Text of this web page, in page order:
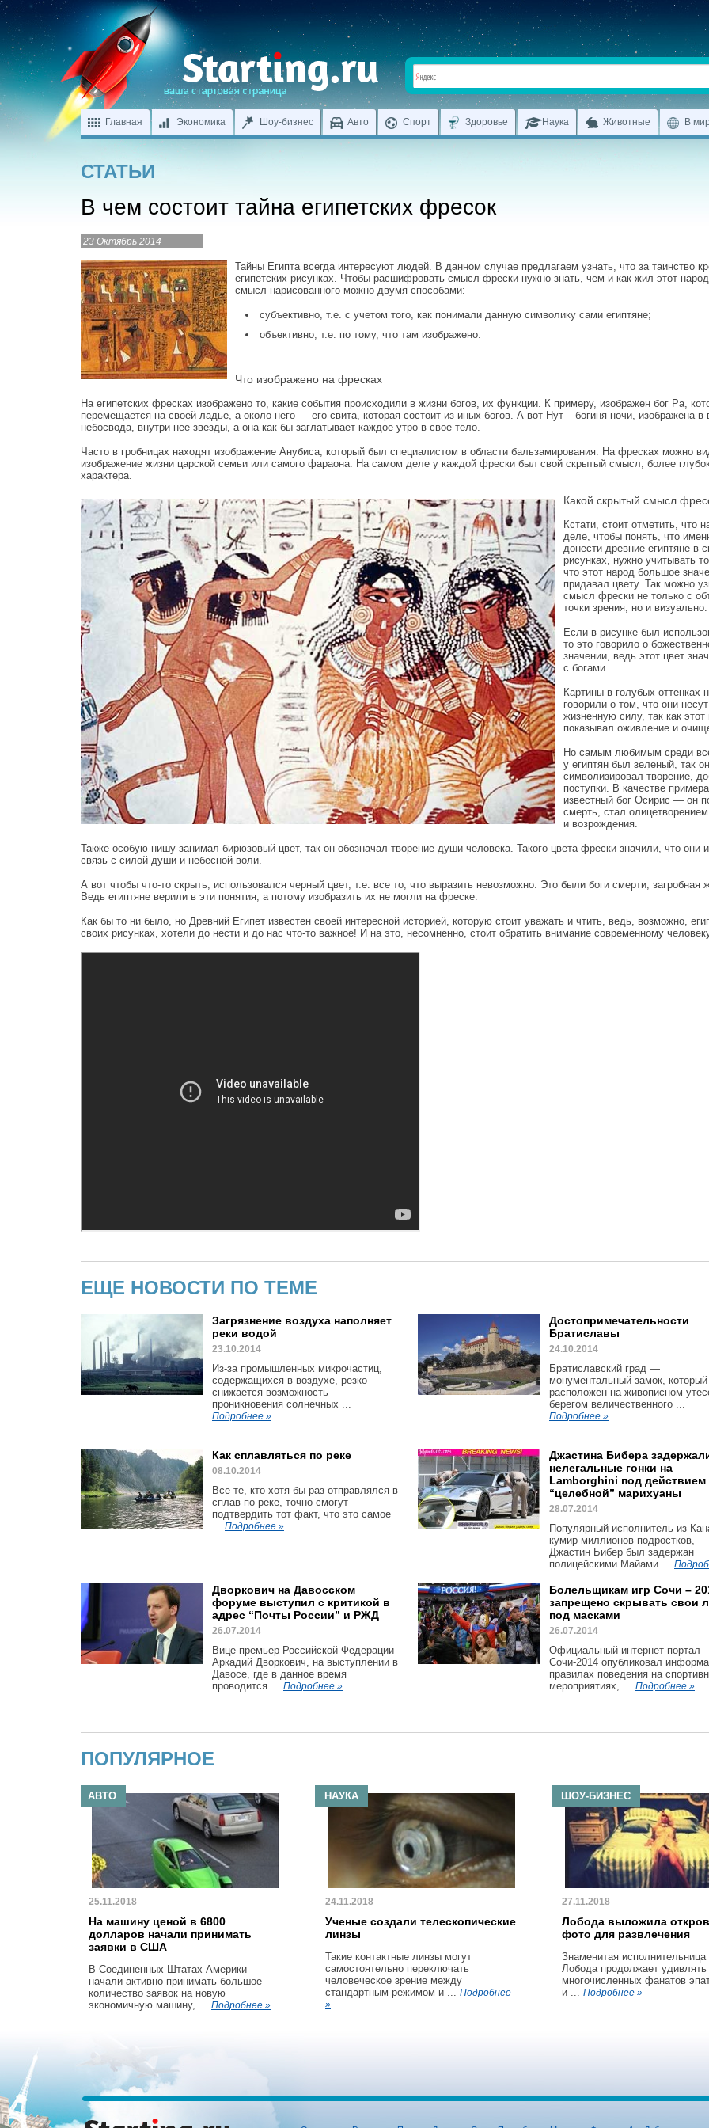
Главная Экономика Шоу-бизнес Авто Спорт Здоровье Наука Животные В
СТАТЬИ
В чем состоит тайна египетских фресок
23 Октябрь 2014
Тайны Египта всегда интересуют людей. В данном случае предлагаем узнать, что за таинство
египетских рисунках. Чтобы расшифровать смысл фрески нужно знать, чем и как жил этот
смысл нарисованного можно двумя способами:
субъективно, т.е. с учетом того, как понимали данную символику сами египтяне;
объективно, т.е. по тому, что там изображено.
Что изображено на фресках
На египетских фресках изображено то, какие события происходили в жизни богов, их функции. К примеру, изображен бог Ра,
перемещается на своей ладье, а около него — его свита, которая состоит из иных богов. А вот Нут – богиня ночи, изображена в
небосвода, внутри нее звезды, а она как бы заглатывает каждое утро в свое тело.
Часто в гробницах находят изображение Анубиса, который был специалистом в области бальзамирования. На фресках можно
изображение жизни царской семьи или самого фараона. На самом деле у каждой фрески был свой скрытый смысл, более
характера.
Какой скрытый смысл
Кстати, стоит отметить, что
деле, чтобы понять, что
донести древние египтяне в
рисунках, нужно учитывать
что этот народ большое
придавал цвету. Так можно
смысл фрески не только с
точки зрения, но и визуально.
Если в рисунке был
то это говорило о
значении, ведь этот цвет
с богами.
Картины в голубых оттенках
говорили о том, что они несут
жизненную силу, так как этот
показывал оживление и
Но самым любимым среди
у египтян был зеленый, так он
символизировал творение,
поступки. В качестве
известный бог Осирис — он
смерть, стал
и возрождения.
Также особую нишу занимал бирюзовый цвет, так он обозначал творение души человека. Такого цвета фрески значили, что они
связь с силой души и небесной воли.
А вот чтобы что-то скрыть, использовался черный цвет, т.е. все то, что выразить невозможно. Это были боги смерти, загробная
Ведь египтяне верили в эти понятия, а потому изобразить их не могли на фреске.
Как бы то ни было, но Древний Египет известен своей интересной историей, которую стоит уважать и чтить, ведь, возможно,
своих рисунках, хотели до нести и до нас что-то важное! И на это, несомненно, стоит обратить внимание современному
ЕЩЕ НОВОСТИ ПО ТЕМЕ
Загрязнение воздуха наполняет
реки водой
23.10.2014
Из-за промышленных микрочастиц,
содержащихся в воздухе, резко
снижается возможность
проникновения солнечных ...
Подробнее »
Достопримечательности
Братиславы
24.10.2014
Братиславский град —
монументальный замок, который
расположен на живописном
берегом величественного ...
Подробнее »
Как сплавляться по реке
08.10.2014
Все те, кто хотя бы раз отправлялся в
сплав по реке, точно смогут
подтвердить тот факт, что это самое
... Подробнее »
Джастина Бибера
нелегальные гонки на
Lamborghini под действием
“целебной” марихуаны
28.07.2014
Популярный исполнитель из
кумир миллионов подростков,
Джастин Бибер был задержан
полицейскими Майами ...
Дворкович на Давосском
форуме выступил с критикой в
адрес “Почты России” и РЖД
26.07.2014
Вице-премьер Российской Федерации
Аркадий Дворкович, на выступлении в
Давосе, где в данное время
проводится ... Подробнее »
Болельщикам игр Сочи –
запрещено скрывать свои
под масками
26.07.2014
Официальный интернет-портал
Сочи-2014 опубликовал
правилах поведения на
мероприятиях, ... Подробнее »
ПОПУЛЯРНОЕ
АВТО
25.11.2018
На машину ценой в 6800
долларов начали принимать
заявки в США
В Соединенных Штатах Америки
начали активно принимать большое
количество заявок на новую
экономичную машину, ... Подробнее »
НАУКА
24.11.2018
Ученые создали телескопические
линзы
Такие контактные линзы могут
самостоятельно переключать
человеческое зрение между
стандартным режимом и ... Подробнее
»
ШОУ-БИЗНЕС
27.11.2018
Лобода выложила
фото для развлечения
Знаменитая
Лобода продолжает удивлять
многочисленных фанатов
и ... Подробнее »